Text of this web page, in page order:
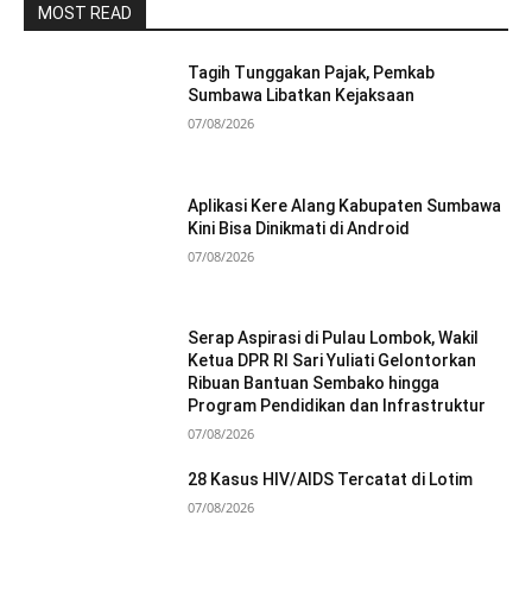
MOST READ
Tagih Tunggakan Pajak, Pemkab
Sumbawa Libatkan Kejaksaan
07/08/2026
Aplikasi Kere Alang Kabupaten Sumbawa
Kini Bisa Dinikmati di Android
07/08/2026
Serap Aspirasi di Pulau Lombok, Wakil
Ketua DPR RI Sari Yuliati Gelontorkan
Ribuan Bantuan Sembako hingga
Program Pendidikan dan Infrastruktur
07/08/2026
28 Kasus HIV/AIDS Tercatat di Lotim
07/08/2026